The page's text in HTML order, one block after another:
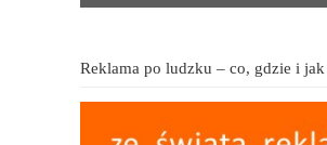
Reklama po ludzku – co, gdzie i jak